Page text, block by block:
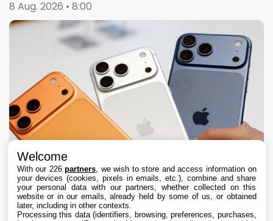
8 Aug. 2026 • 8:00
Welcome
With our 226partners , we wish to store and access information on
your devices (cookies, pixels in emails, etc.), combine and share
your personal data with our partners, whether collected on this
website or in our emails, already held by some of us, or obtained
later, including in other contexts.
Processing this data (identifiers, browsing, preferences, purchases,